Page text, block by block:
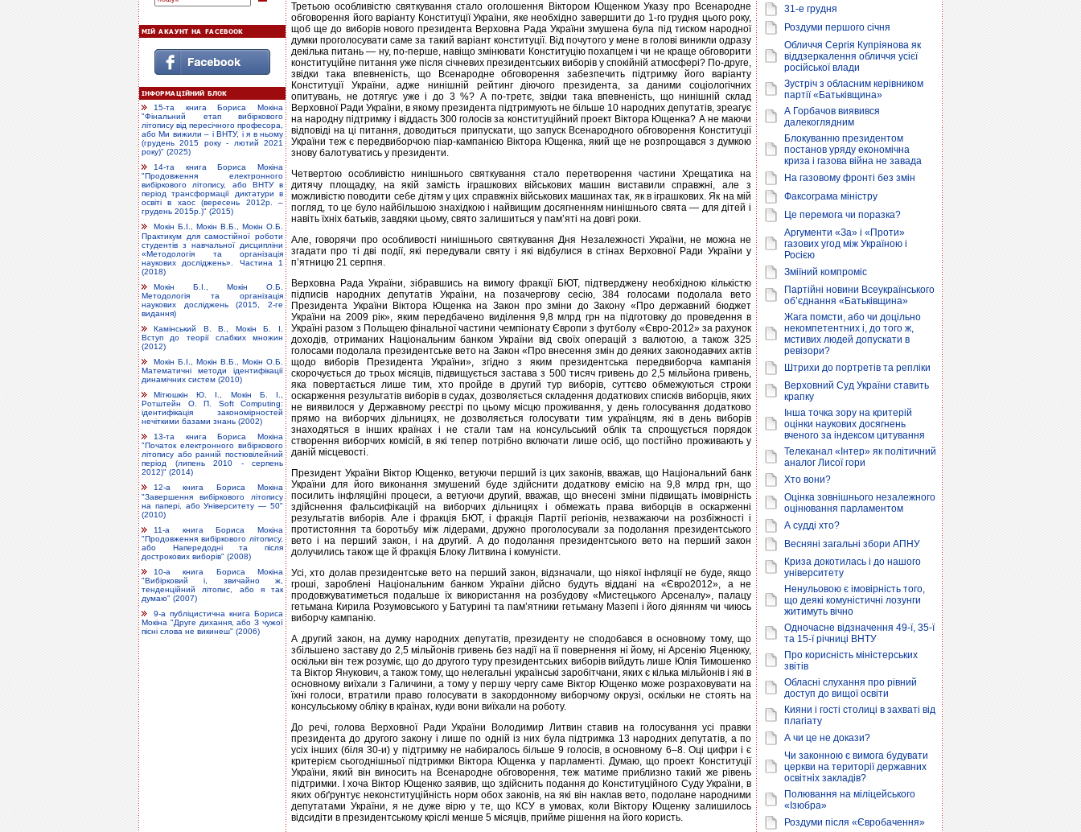
15-та книга Бориса Мокіна
"Фінальний етап вибіркового
літопису від пересічного професора,
або Ми вижили – і ВНТУ, і я в ньому
(грудень 2015 року - лютий 2021
року)" (2025)
14-та книга Бориса Мокіна
"Продовження електронного
вибіркового літопису, або ВНТУ в
період трансформації диктатури в
освіті в хаос (вересень 2012р. –
грудень 2015р.)" (2015)
Мокін Б.І., Мокін В.Б., Мокін О.Б.
Практикум для самостійної роботи
студентів з навчальної дисципліни
«Методологія та організація
наукових досліджень». Частина 1
(2018)
Мокін Б.І., Мокін О.Б.
Методологія та організація
наукових досліджень (2015, 2-ге
видання)
Камінський В. В., Мокін Б. І.
Вступ до теорії слабких множин
(2012)
Мокін Б.І., Мокін В.Б., Мокін О.Б.
Математичні методи ідентифікації
динамічних систем (2010)
Мітюшкін Ю. І., Мокін Б. І.,
Ротштейн О. П. Soft Computing:
ідентифікація закономірностей
нечіткими базами знань (2002)
13-та книга Бориса Мокіна
"Початок електронного вибіркового
літопису або ранній постювілейний
період (липень 2010 - серпень
2012)" (2014)
12-а книга Бориса Мокіна
"Завершення вибіркового літопису
на папері, або Університету — 50"
(2010)
11-а книга Бориса Мокіна
"Продовження вибіркового літопису,
або Напередодні та після
дострокових виборів" (2008)
10-а книга Бориса Мокіна
"Вибірковий і, звичайно ж,
тенденційний літопис, або я так
думаю" (2007)
9-а публіцистична книга Бориса
Мокіна "Друге дихання, або З чужої
пісні слова не викинеш" (2006)
Третьою особливістю святкування стало оголошення Віктором Ющенком Указу про Всенародне
обговорення його варіанту Конституції України, яке необхідно завершити до 1-го грудня цього року,
щоб ще до виборів нового президента Верховна Рада України змушена була під тиском народної
думки проголосувати саме за такий варіант конституції. Від почутого у мене в голові виникли одразу
декілька питань — ну, по-перше, навіщо змінювати Конституцію похапцем і чи не краще обговорити
конституційне питання уже після січневих президентських виборів у спокійній атмосфері? По-друге,
звідки така впевненість, що Всенародне обговорення забезпечить підтримку його варіанту
Конституції України, адже нинішній рейтинг діючого президента, за даними соціологічних
опитувань, не дотягує уже і до 3 %? А по-третє, звідки така впевненість, що нинішній склад
Верховної Ради України, в якому президента підтримують не більше 10 народних депутатів, зреагує
на народну підтримку і віддасть 300 голосів за конституційний проект Віктора Ющенка? А не маючи
відповіді на ці питання, доводиться припускати, що запуск Всенародного обговорення Конституції
України теж є передвиборчою піар-кампанією Віктора Ющенка, який ще не розпрощався з думкою
знову балотуватись у президенти.
Четвертою особливістю нинішнього святкування стало перетворення частини Хрещатика на
дитячу площадку, на якій замість іграшкових військових машин виставили справжні, але з
можливістю поводити себе дітям у цих справжніх військових машинах так, як в іграшкових. Як на мій
погляд, то це було найбільшою знахідкою і найвищим досягненням нинішнього свята — для дітей і
навіть їхніх батьків, завдяки цьому, свято залишиться у пам’яті на довгі роки.
Але, говорячи про особливості нинішнього святкування Дня Незалежності України, не можна не
згадати про ті дві події, які передували святу і які відбулися в стінах Верховної Ради України у
п’ятницю 21 серпня.
Верховна Рада України, зібравшись на вимогу фракції БЮТ, підтверджену необхідною кількістю
підписів народних депутатів України, на позачергову сесію, 384 голосами подолала вето
Президента України Віктора Ющенка на Закон про зміни до Закону «Про державний бюджет
України на 2009 рік», яким передбачено виділення 9,8 млрд грн на підготовку до проведення в
Україні разом з Польщею фінальної частини чемпіонату Європи з футболу «Євро-2012» за рахунок
доходів, отриманих Національним банком України від своїх операцій з валютою, а також 325
голосами подолала президентське вето на Закон «Про внесення змін до деяких законодавчих актів
щодо виборів Президента України», згідно з яким президентська передвиборча кампанія
скорочується до трьох місяців, підвищується застава з 500 тисяч гривень до 2,5 мільйона гривень,
яка повертається лише тим, хто пройде в другий тур виборів, суттєво обмежуються строки
оскарження результатів виборів в судах, дозволяється складення додаткових списків виборців, яких
не виявилося у Державному реєстрі по цьому місцю проживання, у день голосування додатково
прямо на виборчих дільницях, не дозволяється голосувати тим українцям, які в день виборів
знаходяться в інших країнах і не стали там на консульський облік та спрощується порядок
створення виборчих комісій, в які тепер потрібно включати лише осіб, що постійно проживають у
даній місцевості.
Президент України Віктор Ющенко, ветуючи перший із цих законів, вважав, що Національний банк
України для його виконання змушений буде здійснити додаткову емiсію на 9,8 млрд грн, що
посилить інфляційні процеси, а ветуючи другий, вважав, що внесені зміни підвищать імовірність
здійснення фальсифікацій на виборчих дільницях і обмежать права виборців в оскарженні
результатів виборів. Але і фракція БЮТ, і фракція Партії регіонів, незважаючи на розбіжності і
протистояння та боротьбу між лідерами, дружно проголосували за подолання президентського
вето і на перший закон, і на другий. А до подолання президентського вето на перший закон
долучились також ще й фракція Блоку Литвина і комуністи.
Усі, хто долав президентське вето на перший закон, відзначали, що ніякої інфляції не буде, якщо
гроші, зароблені Національним банком України дійсно будуть віддані на «Євро2012», а не
продовжуватиметься подальше їх використання на розбудову «Мистецького Арсеналу», палацу
гетьмана Кирила Розумовського у Батурині та пам’ятники гетьману Мазепі і його діянням чи чиюсь
виборчу кампанію.
А другий закон, на думку народних депутатів, президенту не сподобався в основному тому, що
збільшено заставу до 2,5 мільйонів гривень без надії на її повернення ні йому, ні Арсенію Яценюку,
оскільки він теж розуміє, що до другого туру президентських виборів вийдуть лише Юлія Тимошенко
та Віктор Янукович, а також тому, що нелегальні українські заробітчани, яких є кілька мільйонів і які в
основному виїхали з Галичини, а тому у першу чергу саме Віктор Ющенко може розраховувати на
їхні голоси, втратили право голосувати в закордонному виборчому окрузі, оскільки не стоять на
консульському обліку в країнах, куди вони виїхали на роботу.
До речі, голова Верховної Ради України Володимир Литвин ставив на голосування усі правки
президента до другого закону і лише по одній із них була підтримка 13 народних депутатів, а по
усіх інших (біля 30-и) у підтримку не набиралось більше 9 голосів, в основному 6–8. Оці цифри і є
критерієм сьогоднішньої підтримки Віктора Ющенка у парламенті. Думаю, що проект Конституції
України, який він виносить на Всенародне обговорення, теж матиме приблизно такий же рівень
підтримки. І хоча Віктор Ющенко заявив, що здійснить подання до Конституційного Суду України, в
яких обґрунтує неконституційність норм обох законів, на які він наклав вето, подолане народними
депутатами України, я не дуже вірю у те, що КСУ в умовах, коли Віктору Ющенку залишилось
відсидіти в президентському кріслі менше 5 місяців, прийме рішення на його користь.
31-е грудня
Роздуми першого січня
Обличчя Сергія Купріянова як
віддзеркалення обличчя усієї
російської влади
Зустріч з обласним керівником
партії «Батьківщина»
А Горбачов виявився
далекоглядним
Блокуванню президентом
постанов уряду економічна
криза і газова війна не завада
На газовому фронті без змін
Факсограма міністру
Це перемога чи поразка?
Аргументи «За» і «Проти»
газових угод між Україною і
Росією
Зміїний компроміс
Партійні новини Всеукраїнського
об’єднання «Батьківщина»
Жага помсти, або чи доцільно
некомпетентних і, до того ж,
мстивих людей допускати в
ревізори?
Штрихи до портретів та репліки
Верховний Суд України ставить
крапку
Інша точка зору на критерій
оцінки наукових досягнень
вченого за індексом цитування
Телеканал «Інтер» як політичний
аналог Лисої гори
Хто вони?
Оцінка зовнішнього незалежного
оцінювання парламентом
А судді хто?
Весняні загальні збори АПНУ
Криза докотилась і до нашого
університету
Ненульовою є імовірність того,
що деякі комуністичні лозунги
житимуть вічно
Одночасне відзначення 49-ї, 35-ї
та 15-ї річниці ВНТУ
Про корисність міністерських
звітів
Обласні слухання про рівний
доступ до вищої освіти
Кияни і гості столиці в захваті від
плагіату
А чи це не докази?
Чи законною є вимога будувати
церкви на території державних
освітніх закладів?
Полювання на міліцейського
«Ізюбра»
Роздуми після «Євробачення»